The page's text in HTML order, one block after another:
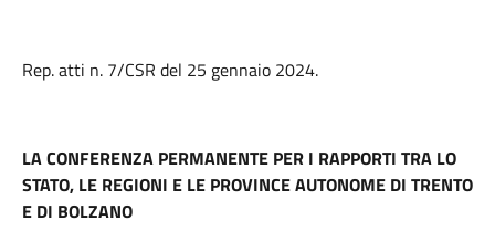
Rep. atti n. 7/CSR del 25 gennaio 2024.
LA CONFERENZA PERMANENTE PER I RAPPORTI TRA LO
STATO, LE REGIONI E LE PROVINCE AUTONOME DI TRENTO
E DI BOLZANO